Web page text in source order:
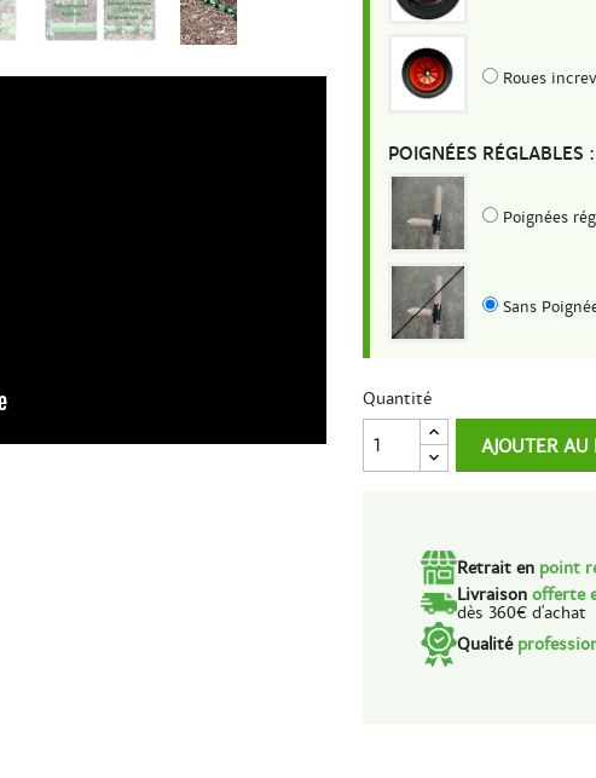
Roues
POIGNÉES RÉGLABLES :
Poignées
Sans
Quantité
AJOUTER AU
Retrait en point
Livraison offerte
dès 360€ d'achat
Qualité